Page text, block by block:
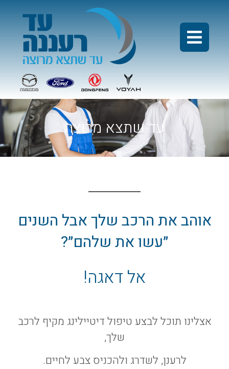
עד שתצא מרוצה
אוהב את הרכב שלך אבל השנים
״עשו את שלהם״?
אל דאגה!
אצלינו תוכל לבצע טיפול דיטיילינג מקיף לרכב
שלך,
לרענן, לשדרג ולהכניס צבע לחיים.